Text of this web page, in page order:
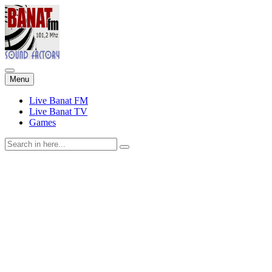
Menu Skip
to
content
Live Banat FM
Live Banat TV
Games
Search
for: